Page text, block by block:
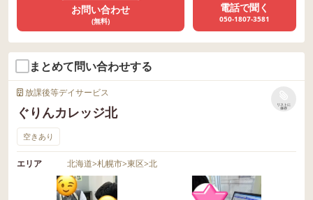
お問い合わせ
(無料)
電話で聞く
050-1807-3581
まとめて問い合わせする
放課後等デイサービス
ぐりんカレッジ北
リストに
保存
空きあり
エリア 北海道>札幌市>東区>北